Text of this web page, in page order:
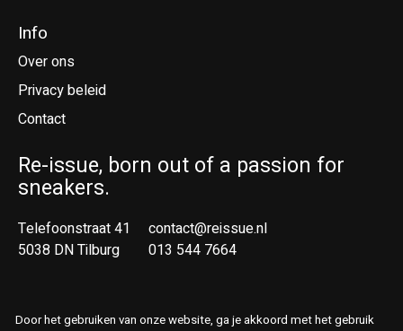
Info
Over ons
Privacy beleid
Contact
Re-issue, born out of a passion for
sneakers.
Telefoonstraat 41
5038 DN Tilburg
contact@reissue.nl
013 544 7664
Door het gebruiken van onze website, ga je akkoord met het gebruik